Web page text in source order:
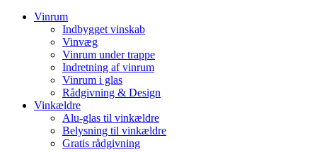
Vinrum
Indbygget vinskab
Vinvæg
Vinrum under trappe
Indretning af vinrum
Vinrum i glas
Rådgivning & Design
Vinkældre
Alu-glas til vinkældre
Belysning til vinkældre
Gratis rådgivning